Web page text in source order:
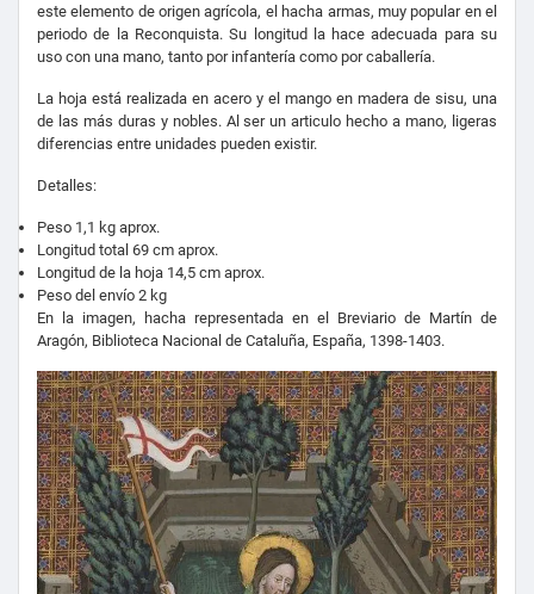
este elemento de origen agrícola, el hacha armas, muy popular en el
periodo de la Reconquista. Su longitud la hace adecuada para su
uso con una mano, tanto por infantería como por caballería.
La hoja está realizada en acero y el mango en madera de sisu, una
de las más duras y nobles. Al ser un articulo hecho a mano, ligeras
diferencias entre unidades pueden existir.
Detalles:
Peso 1,1 kg aprox.
Longitud total 69 cm aprox.
Longitud de la hoja 14,5 cm aprox.
Peso del envío 2 kg
En la imagen, hacha representada en el Breviario de Martín de
Aragón, Biblioteca Nacional de Cataluña, España, 1398-1403.